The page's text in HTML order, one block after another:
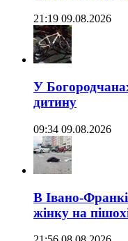
21:19 09.08.2026
У
дитину
09:34 09.08.2026
В Івано-
жінку на